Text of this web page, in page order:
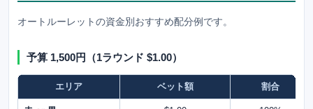
オートルーレットの資金別おすすめ配分例です。
予算 1,500円（1ラウンド $1.00）
エリア ベット額 割合